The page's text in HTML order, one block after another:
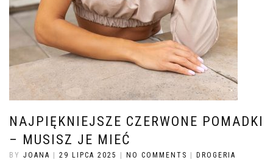
NAJPIĘKNIEJSZE CZERWONE POMADKI
– MUSISZ JE MIEĆ
BY JOANA 29 LIPCA 2025 NO COMMENTS DROGERIA